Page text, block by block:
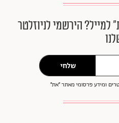
למייל? הירשמי לניוזלטר
שלחי
ומידע פרסומי מאתר ״את״